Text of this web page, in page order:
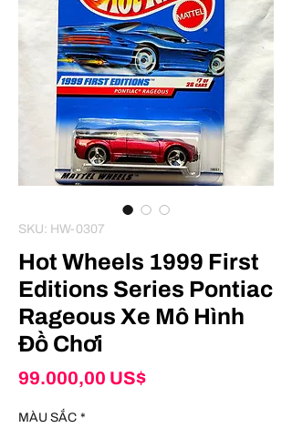
SKU: HW-0307
Hot Wheels 1999 First
Editions Series Pontiac
Rageous Xe Mô Hình
Đồ Chơi
99.000,00 US$Giá
MÀU SẮC *